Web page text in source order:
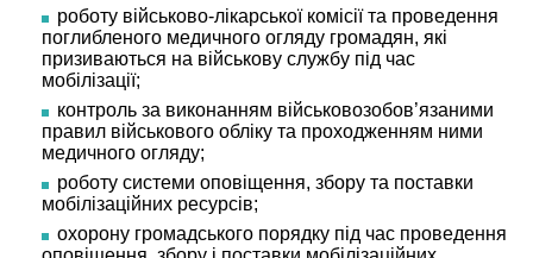
роботу військово-лікарської комісії та проведення
поглибленого медичного огляду громадян, які
призиваються на військову службу під час
мобілізації;
контроль за виконанням військовозобов’язаними
правил військового обліку та проходженням ними
медичного огляду;
роботу системи оповіщення, збору та поставки
мобілізаційних ресурсів;
охорону громадського порядку під час проведення